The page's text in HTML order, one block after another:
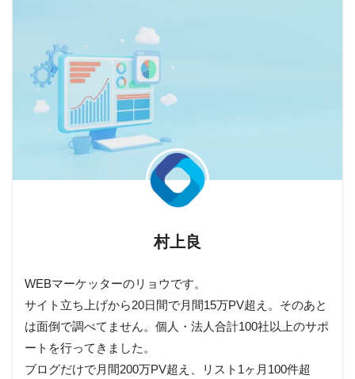
村上良
WEBマーケッターのリョウです。
サイト立ち上げから20日間で月間15万PV超え。そのあと
は面倒で調べてません。個人・法人合計100社以上のサポ
ートを行ってきました。
ブログだけで月間200万PV超え、リスト1ヶ月100件超